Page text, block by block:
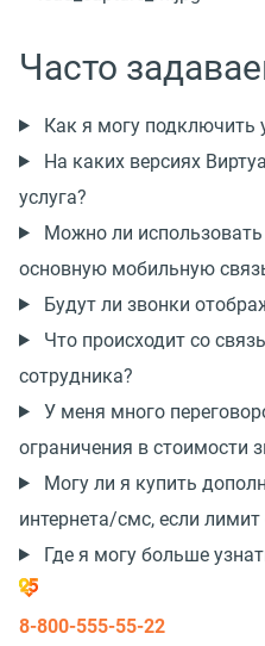
Часто
Как я могу подключить
На каких версиях
услуга?
Можно ли
основную мобильную
Будут ли звонки
Что происходит со
сотрудника?
У меня много
ограничения в стоимости
Могу ли я купить
интернета/смс, если лимит
Где я могу больше
8-800-555-55-22